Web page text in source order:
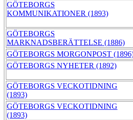
GÖTEBORGS
KOMMUNIKATIONER (1893)
GÖTEBORGS
MARKNADSBERÄTTELSE (1886)
GÖTEBORGS MORGONPOST
GÖTEBORGS NYHETER (1892)
GÖTEBORGS VECKOTIDNING
(1893)
GÖTEBORGS VECKOTIDNING
(1893)